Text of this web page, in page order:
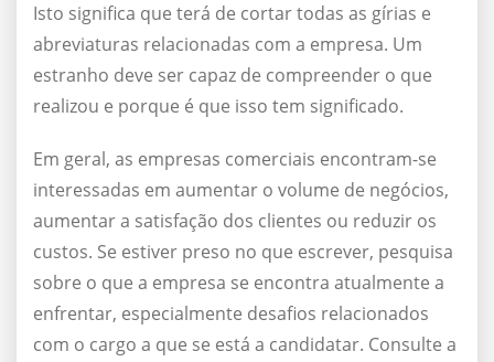
Isto significa que terá de cortar todas as gírias e
abreviaturas relacionadas com a empresa. Um
estranho deve ser capaz de compreender o que
realizou e porque é que isso tem significado.
Em geral, as empresas comerciais encontram-se
interessadas em aumentar o volume de negócios,
aumentar a satisfação dos clientes ou reduzir os
custos. Se estiver preso no que escrever, pesquisa
sobre o que a empresa se encontra atualmente a
enfrentar, especialmente desafios relacionados
com o cargo a que se está a candidatar. Consulte a